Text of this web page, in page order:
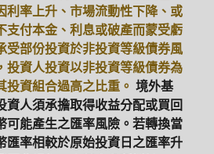
利率上升、市場流動性下降、或
支付本金、利息或破產而蒙受虧
受部份投資於非投資等級債券風
投資人投資以非投資等級債券為
投資組合過高之比重。 境外基
資人須承擔取得收益分配或買回
可能產生之匯率風險。若轉換當
匯率相較於原始投資日之匯率升